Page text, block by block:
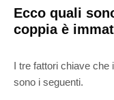
Ecco quali
coppia è
I tre fattori chiave che
sono i seguenti.